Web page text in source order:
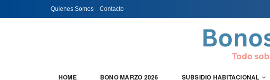
Quienes Somos Contacto
HOME BONO MARZO 2026 SUBSIDIO HABITACIONAL